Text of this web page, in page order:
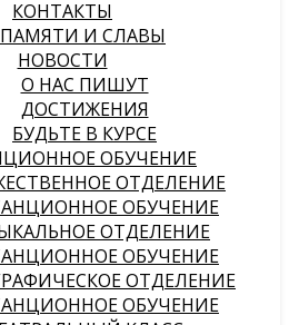
КОНТАКТЫ
И СЛАВЫ
НОВОСТИ
О НАС ПИШУТ
ДОСТИЖЕНИЯ
БУДЬТЕ В КУРСЕ
ОБУЧЕНИЕ
ОТДЕЛЕНИЕ
ОБУЧЕНИЕ
ОТДЕЛЕНИЕ
ОБУЧЕНИЕ
ОТДЕЛЕНИЕ
ОБУЧЕНИЕ